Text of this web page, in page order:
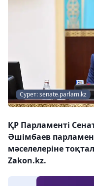
Сурет: senate.parlam.kz
ҚР Парламенті
Әшімбаев
мәселелеріне
Zakon.kz.